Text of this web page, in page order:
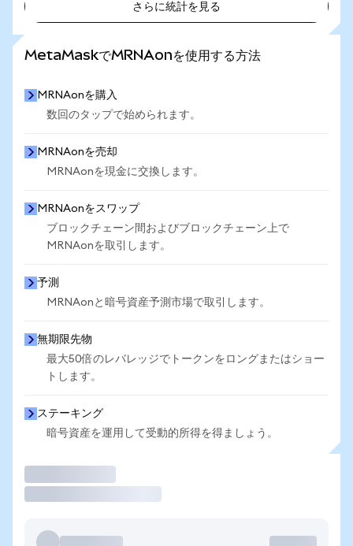
さらに統計を見る
MetaMaskでMRNAonを使用する方法
MRNAonを購入
数回のタップで始められます。
MRNAonを売却
MRNAonを現金に交換します。
MRNAonをスワップ
ブロックチェーン間およびブロックチェーン上で
MRNAonを取引します。
予測
MRNAonと暗号資産予測市場で取引します。
無期限先物
最大50倍のレバレッジでトークンをロングまたはショー
トします。
ステーキング
暗号資産を運用して受動的所得を得ましょう。